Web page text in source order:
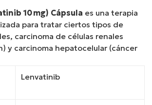
was:
$160.00.
10 mg) Cápsula es una terapia
para tratar ciertos tipos de
carcinoma de células renales
y carcinoma hepatocelular (cáncer
Lenvatinib